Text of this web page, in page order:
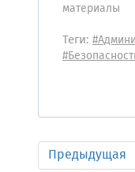
материалы
Теги:
Предыдущая